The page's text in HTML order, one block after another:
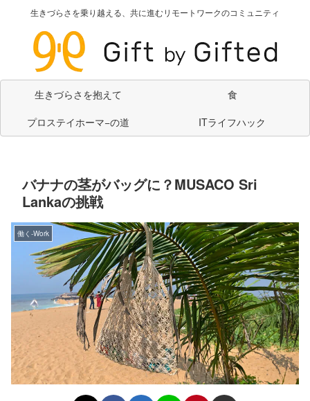
生きづらさを乗り越える、共に進むリモートワークのコミュニティ
生きづらさを抱えて
食
プロステイホーマ−の道
ITライフハック
バナナの茎がバッグに？MUSACO Sri
Lankaの挑戦
働く-Work